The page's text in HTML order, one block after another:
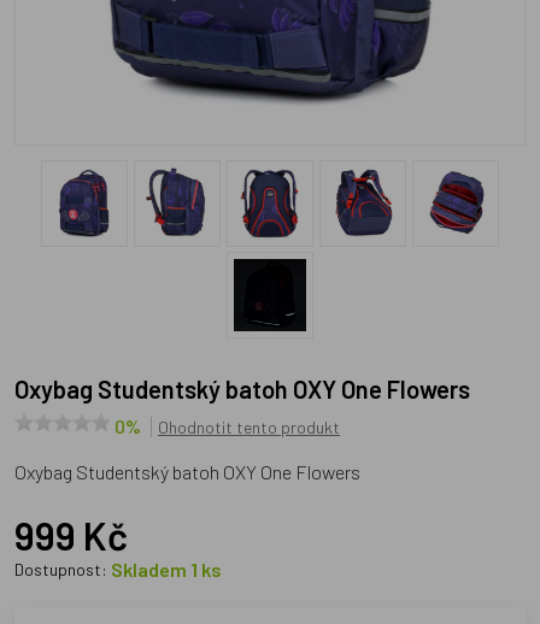
Oxybag Studentský batoh OXY One Flowers
0% Ohodnotit tento produkt
Oxybag Studentský batoh OXY One Flowers
999 Kč
Dostupnost: Skladem 1 ks